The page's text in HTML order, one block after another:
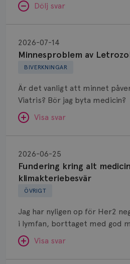
Dölj svar
BIVERKNINGAR
Minnesproblem av
2026-07-14
Är det vanligt att minnet
Viatris? Bör jag byta medicin?
Visa svar
SVAR:
Hej. Oavsett vilken
(men även cytostatika) man får
uppleva negativ påverkan på
märke eller annan
vara bra att ha en paus först,
besvären blir bättre, men
Letrozol
Viatris?
ÖVRIGT
Fundering kring alt
klimakteriebesvär
2026-06-25
Jag har nyligen op för Her2
i lymfan, borttaget med god
genomgått en 5 dagars
behandlad. Efter att jag nu slutat med östrogen-
lenzetto, har
Visa svar
kring
medicin